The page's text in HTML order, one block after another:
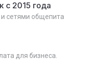
с 2015 года
сетями общепита
для бизнеса.